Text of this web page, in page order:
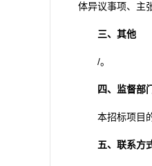
体异议事项、主
三、其他
/。
四、监督部
本招标项目
五、联系方